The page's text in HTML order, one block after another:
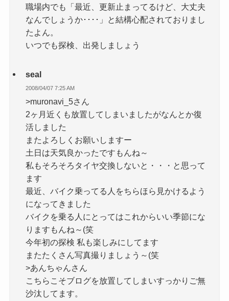
職場内でも「最近、更新止まってるけど、大丈夫
なんでしょうか････」と結構心配されておりまし
たよん。
いつでも探検、出発しましょう
seal
2008/04/07 7:25 AM
>muronavi_5さん
2ヶ月近くも放置してしまいましたがなんとか復
活しました
またよろしくお願いしますー
土日は天気良かったですもんね～
私もそろそろタイヤ交換しないと・・・と思って
ます
最近、バイク乗ってる人をちらほら見かけるよう
になってきました
バイクを乗る人にとってはこれからいい季節にな
りますもんね～(笑
今年初の探検 私も楽しみにしてます
またたくさん写真撮りましょう～(笑
>あんちゃんさん
こちらこそブログを放置してしまいすっかりご無
沙汰してます。